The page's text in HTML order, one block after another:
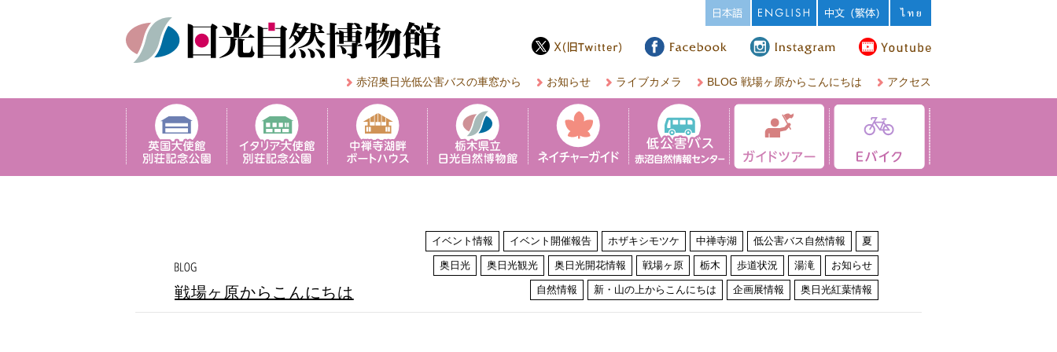
赤沼奥日光低公害バスの車窓から お知らせ ライブカメラ BLOG 戦場ヶ原からこんにちは アクセス
戦場ヶ原からこんにちは
イベント情報 イベント開催報告 ホザキシモツケ 中禅寺湖 低公害バス自然情報 夏
奥日光 奥日光観光 奥日光開花情報 戦場ヶ原 栃木 歩道状況 湯滝 お知らせ
自然情報 新・山の上からこんにちは 企画展情報 奥日光紅葉情報